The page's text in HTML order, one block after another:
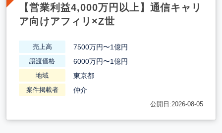
【営業利益4,000万円以上】通信キャリ
ア向けアフィリ×Z世
売上高 7500万円〜1億円
譲渡価格 6000万円〜1億円
地域 東京都
案件掲載者 仲介
公開日:2026-08-05